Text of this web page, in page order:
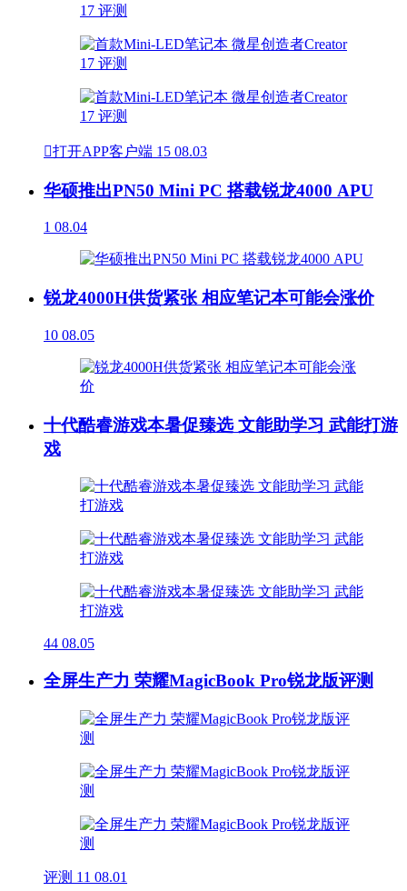
打开APP客户端 15 08.03
华硕推出PN50 Mini PC 搭载锐龙4000 APU
1 08.04
锐龙4000H供货紧张 相应笔记本可能会涨价
10 08.05
十代酷睿游戏本暑促臻选 文能助学习 武能打游
戏
44 08.05
全屏生产力 荣耀MagicBook Pro锐龙版评测
评测 11 08.01